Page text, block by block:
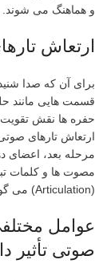
و هماهنگ می شوند.
ارتعاش
برای آن که صدا
قسمت هایی مانند
حفره ها نقش تقویت
مرحله بعد، اعضای
مصوت ها و کلمات
(Articulation) می گویند.
عوامل
صوتی تأثیر